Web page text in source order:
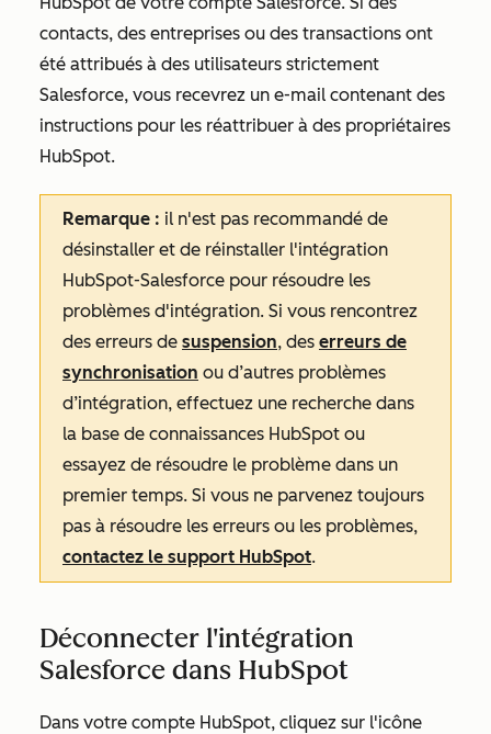
contacts, des entreprises ou des transactions ont
été attribués à des utilisateurs strictement
Salesforce, vous recevrez un e-mail contenant des
instructions pour les réattribuer à des propriétaires
HubSpot.
Remarque : il n'est pas recommandé de
désinstaller et de réinstaller l'intégration
HubSpot-Salesforce pour résoudre les
problèmes d'intégration. Si vous rencontrez
des erreurs de suspension, des erreurs de
synchronisation ou d’autres problèmes
d’intégration, effectuez une recherche dans
la base de connaissances HubSpot ou
essayez de résoudre le problème dans un
premier temps. Si vous ne parvenez toujours
pas à résoudre les erreurs ou les problèmes,
contactez le support HubSpot.
Déconnecter l'intégration
Salesforce dans HubSpot
Dans votre compte HubSpot, cliquez sur l'icône